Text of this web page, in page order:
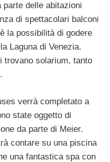
parte delle abitazioni
di spettacolari balconi
la possibilità di godere
Laguna di Venezia.
trovano solarium, tanto
verrà completato a
state oggetto di
da parte di Meier.
contare su una piscina
una fantastica spa con